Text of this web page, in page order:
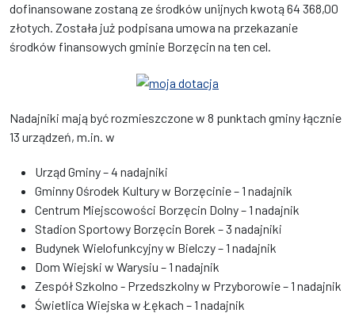
dofinansowane zostaną ze środków unijnych kwotą 64 368,00
złotych. Została już podpisana umowa na przekazanie
środków finansowych gminie Borzęcin na ten cel.
Nadajniki mają być rozmieszczone w 8 punktach gminy łącznie
13 urządzeń, m.in. w
Urząd Gminy – 4 nadajniki
Gminny Ośrodek Kultury w Borzęcinie – 1 nadajnik
Centrum Miejscowości Borzęcin Dolny – 1 nadajnik
Stadion Sportowy Borzęcin Borek – 3 nadajniki
Budynek Wielofunkcyjny w Bielczy – 1 nadajnik
Dom Wiejski w Warysiu – 1 nadajnik
Zespół Szkolno - Przedszkolny w Przyborowie – 1 nadajnik
Świetlica Wiejska w Łękach – 1 nadajnik